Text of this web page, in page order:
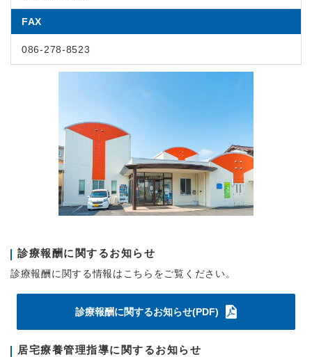
FAX
086-278-8523
診療報酬に関するお知らせ
診療報酬に関する情報はこちらをご覧ください。
診療報酬に関するお知らせ(PDF)
居宅療養管理指導に関するお知らせ